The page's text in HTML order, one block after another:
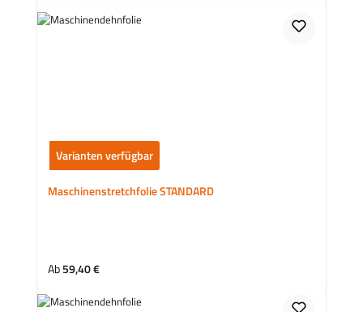
Varianten verfügbar
Maschinenstretchfolie STANDARD
Regulärer Preis:
Ab59,40 €